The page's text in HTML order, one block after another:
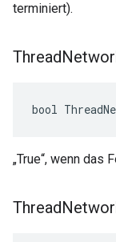
terminiert).
Thread
bool
„True“, wenn das
Thread